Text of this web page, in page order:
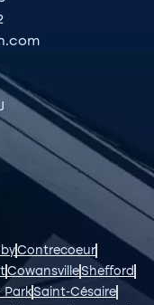
Contrecoeur
CowansvilleShefford
ParkSaint-Césaire